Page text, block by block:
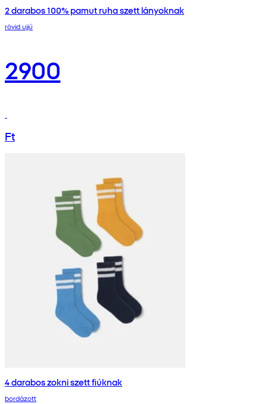
2 darabos 100% pamut ruha szett lányoknak
rövid ujjú
2900
Ft
4 darabos zokni szett fiúknak
bordázott